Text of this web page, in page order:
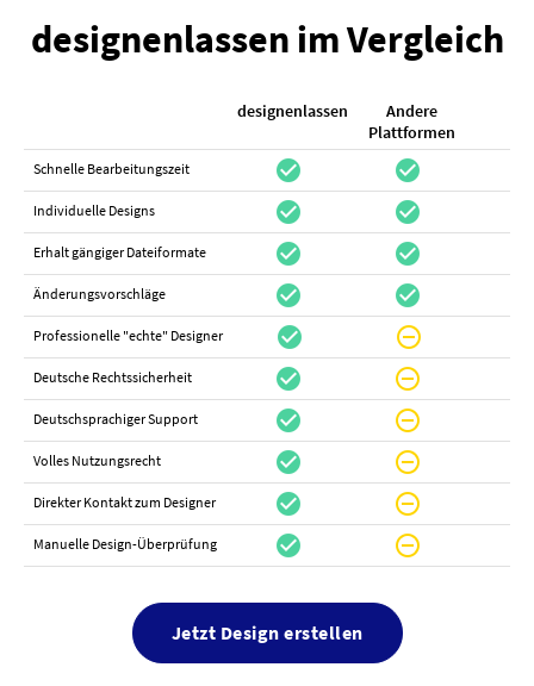
designenlassen im Vergleich
designenlassen
Andere
Plattformen
Schnelle Bearbeitungszeit check_circle check_circle
Individuelle Designs check_circle check_circle
Erhalt gängiger Dateiformate check_circle check_circle
Änderungsvorschläge check_circle check_circle
Professionelle "echte" Designer check_circle do_not_disturb_on
Deutsche Rechtssicherheit check_circle do_not_disturb_on
Deutschsprachiger Support check_circle do_not_disturb_on
Volles Nutzungsrecht check_circle do_not_disturb_on
Direkter Kontakt zum Designer check_circle do_not_disturb_on
Manuelle Design-Überprüfung check_circle do_not_disturb_on
Jetzt Design erstellen